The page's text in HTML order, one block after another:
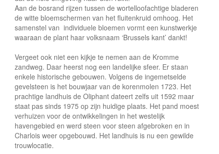
Aan de bosrand rijzen tussen de wortelloofachtige bladeren
de witte bloemschermen van het fluitenkruid omhoog. Het
samenstel van individuele bloemen vormt een kunstwerkje
waaraan de plant haar volksnaam ‘Brussels kant’ dankt!
Vergeet ook niet een kijkje te nemen aan de Kromme
zandweg. Daar heerst nog een landelijke sfeer. Er staan
enkele historische gebouwen. Volgens de ingemetselde
gevelsteen is het bouwjaar van de korenmolen 1723. Het
prachtige landhuis de Oliphant dateert zelfs uit 1592 maar
staat pas sinds 1975 op zijn huidige plaats. Het pand moest
verhuizen voor de ontwikkelingen in het westelijk
havengebied en werd steen voor steen afgebroken en in
Charlois weer opgebouwd. Het landhuis is nu een gewilde
trouwlocatie.